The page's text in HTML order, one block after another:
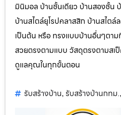
มินิมอล บ้านชั้นเดียว บ้านสองชั้น
บ้านสไตล์ยุโรปคลาสสิก บ้านสไต
เป็นต้น หรือ ทรงแบบบ้านอื่นๆตา
สวยตรงตามแบบ วัสดุตรงตามสเ
ดูแลคุณในทุกขั้นตอน
รับสร้างบ้าน, รับสร้างบ้านกทม.,